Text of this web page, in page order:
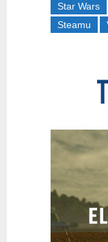
Star Wars
Steamu